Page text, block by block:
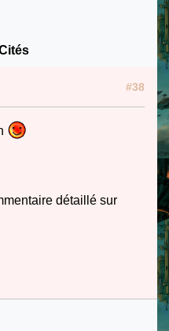
#38
détaillé sur